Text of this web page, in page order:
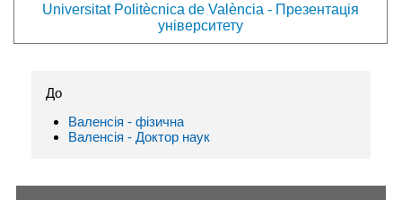
Universitat Politècnica de València - Презентація
університету
До
Валенсія - фізична
Валенсія - Доктор наук